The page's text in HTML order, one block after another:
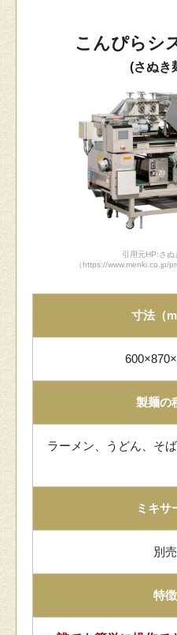
こんぴらシ
(さぬき
引用元HP:さぬ
（https://www.menki.co.jp/
寸法（
製麺の
ラーメン、うどん、そ
ミキサ
別売
特徴